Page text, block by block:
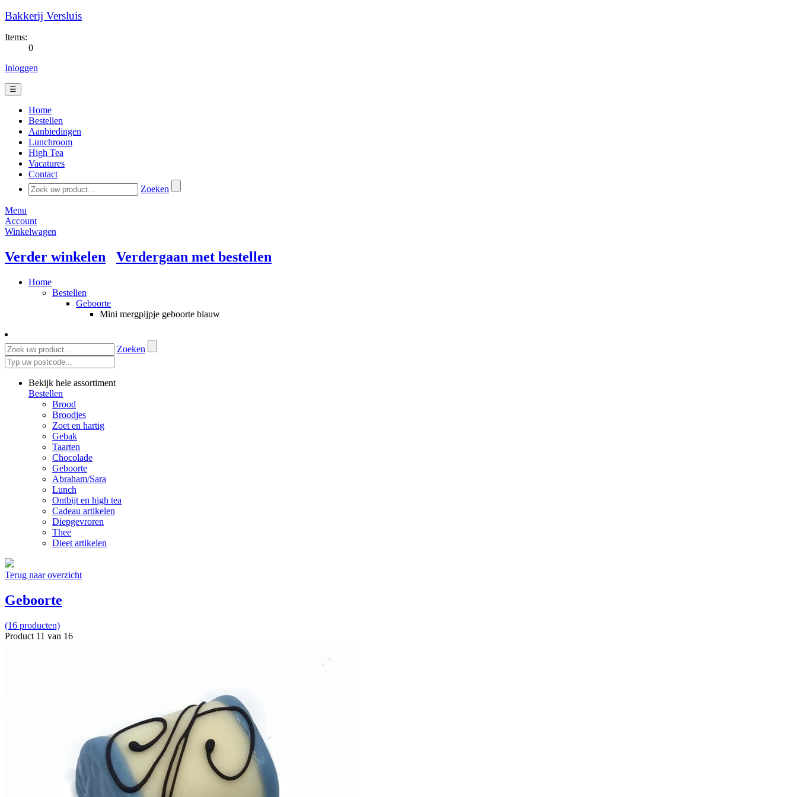
Bakkerij Versluis
Items:
0
Inloggen
☰
Home
Bestellen
Aanbiedingen
Lunchroom
High Tea
Vacatures
Contact
Zoeken
Menu
Account
Winkelwagen
Verder winkelen Verdergaan met bestellen
Home
Bestellen
Geboorte
Mini mergpijpje geboorte blauw
Zoeken
Bekijk hele assortiment
Bestellen
Brood
Broodjes
Zoet en hartig
Gebak
Taarten
Chocolade
Geboorte
Abraham/Sara
Lunch
Ontbijt en high tea
Cadeau artikelen
Diepgevroren
Thee
Dieet artikelen
Terug naar overzicht
Geboorte
(16 producten)
Product 11 van 16